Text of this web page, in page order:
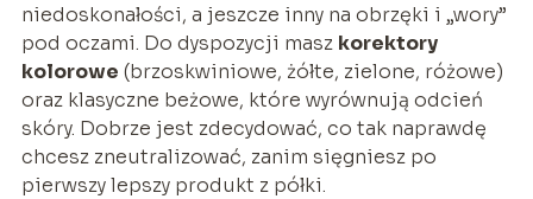
niedoskonałości, a jeszcze inny na obrzęki i „wory”
pod oczami. Do dyspozycji masz korektory
kolorowe (brzoskwiniowe, żółte, zielone, różowe)
oraz klasyczne beżowe, które wyrównują odcień
skóry. Dobrze jest zdecydować, co tak naprawdę
chcesz zneutralizować, zanim sięgniesz po
pierwszy lepszy produkt z półki.